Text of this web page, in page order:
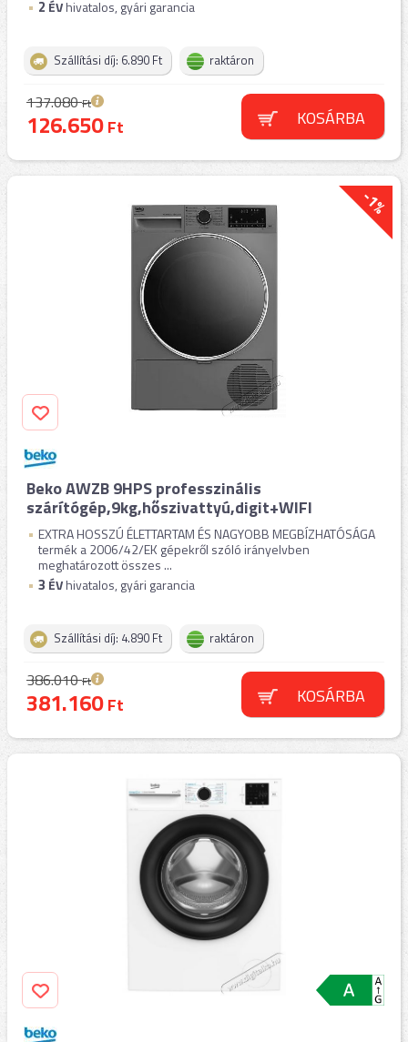
2 ÉVhivatalos, gyári garancia
Szállítási díj: 6.890 Ft raktáron
137.080Ft
126.650Ft KOSÁRBA
-1%
Beko AWZB 9HPS professzinális
szárítógép,9kg,hőszivattyú,digit+WIFI
EXTRA HOSSZÚ ÉLETTARTAM ÉS NAGYOBB MEGBÍZHATÓSÁGA
termék a 2006/42/EK gépekről szóló irányelvben
meghatározott összes ...
3 ÉVhivatalos, gyári garancia
Szállítási díj: 4.890 Ft raktáron
386.010Ft
381.160Ft KOSÁRBA